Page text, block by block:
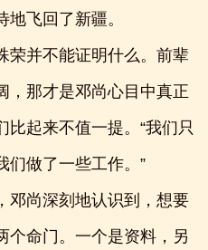
飞回了新疆。
并不能证明什么。前辈
，那才是邓尚心目中真正
比起来不值一提。“我们只
们做了一些工作。”
尚深刻地认识到，想要
个命门。一个是资料，另